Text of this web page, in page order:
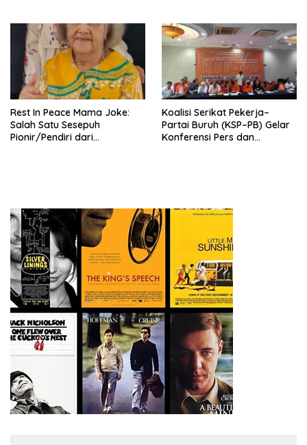
Tema: “Penguatan dan
Pengembangan Organisasi
KBI yang Berbasis Riset di
seluruh Indonesia dan
Mancanegara”.
Rest In Peace Mama Joke:
Salah Satu Sesepuh
Pionir/Pendiri dari
Koalisi Serikat Pekerja–
Partai Buruh (KSP–PB) Gelar
Konferensi Pers dan